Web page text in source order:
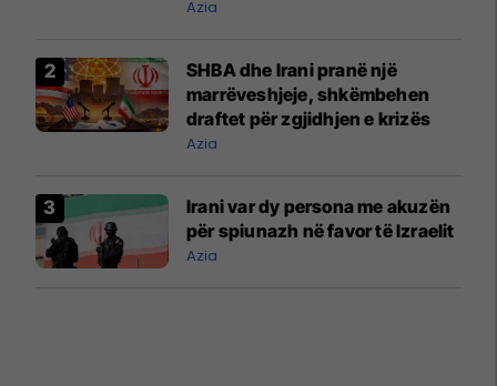
Azia
SHBA dhe Irani pranë një
marrëveshjeje, shkëmbehen
draftet për zgjidhjen e krizës
Azia
Irani var dy persona me akuzën
për spiunazh në favor të Izraelit
Azia